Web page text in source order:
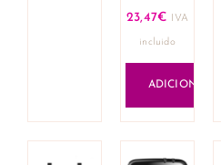
23,47€ IVA
incluido
ADICIONAR